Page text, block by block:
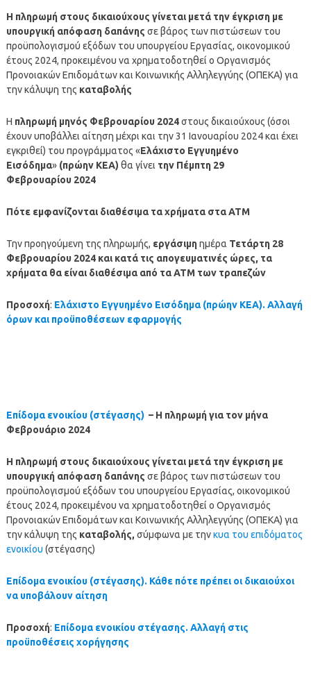
Η πληρωμή στους δικαιούχους γίνεται μετά την έγκριση με
υπουργική απόφαση δαπάνης σε βάρος των πιστώσεων του
προϋπολογισμού εξόδων του υπουργείου Εργασίας, οικονομικού
έτους 2024, προκειμένου να χρηματοδοτηθεί ο Οργανισμός
Προνοιακών Επιδομάτων και Κοινωνικής Αλληλεγγύης (ΟΠΕΚΑ) για
την κάλυψη της καταβολής
Η πληρωμή μηνός Φεβρουαρίου 2024στους δικαιούχους (όσοι
έχουν υποβάλλει αίτηση μέχρι και την 31 Ιανουαρίου 2024 και έχει
εγκριθεί) του προγράμματος «Ελάχιστο Εγγυημένο
Εισόδημα» (πρώην ΚΕΑ) θα γίνει την Πέμπτη 29
Φεβρουαρίου 2024
Πότε εμφανίζονται διαθέσιμα τα χρήματα στα ΑΤΜ
Την προηγούμενη της πληρωμής, εργάσιμηημέρα Τετάρτη 28
Φεβρουαρίου 2024και κατά τις απογευματινές ώρες, τα
χρήματα θα είναι διαθέσιμα από τα ΑΤΜ των τραπεζών
Προσοχή: Ελάχιστο Εγγυημένο Εισόδημα (πρώην ΚΕΑ). Αλλαγή
όρων και προϋποθέσεων εφαρμογής
Επίδομα ενοικίου (στέγασης) – Η πληρωμή για τονμήνα
Φεβρουάριο 2024
Η πληρωμή στους δικαιούχους γίνεται μετά την έγκριση με
υπουργική απόφαση δαπάνης σε βάρος των πιστώσεων του
προϋπολογισμού εξόδων του υπουργείου Εργασίας, οικονομικού
έτους 2024, προκειμένου να χρηματοδοτηθεί ο Οργανισμός
Προνοιακών Επιδομάτων και Κοινωνικής Αλληλεγγύης (ΟΠΕΚΑ) για
την κάλυψη της καταβολής, σύμφωνα με τηνκυα του επιδόματος
ενοικίου (στέγασης)
Επίδομα ενοικίου (στέγασης). Κάθε πότε πρέπει οι δικαιούχοι
να υποβάλουν αίτηση
Προσοχή: Επίδομα ενοικίου στέγασης. Αλλαγή στις
προϋποθέσεις χορήγησης